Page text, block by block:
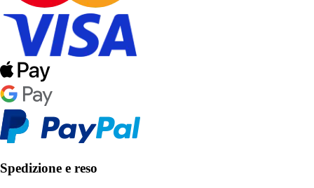
Spedizione e reso